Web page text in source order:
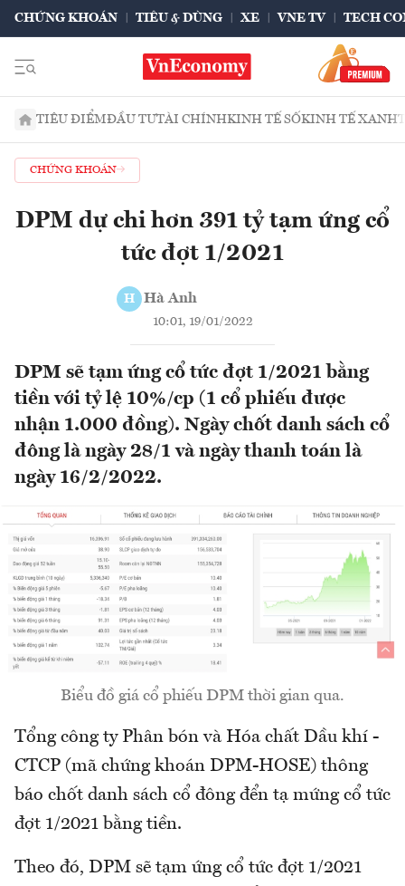
CHỨNG KHOÁN TIÊU & DÙNG XE VNE TV TECH
TIÊU ĐIỂMĐẦU TƯTÀI CHÍNHKINH TẾ SỐKINH TẾ XANH
CHỨNG KHOÁN
DPM dự chi hơn 391 tỷ tạm ứng cổ
tức đợt 1/2021
H Hà Anh
10:01, 19/01/2022
DPM sẽ tạm ứng cổ tức đợt 1/2021 bằng
tiền với tỷ lệ 10%/cp (1 cổ phiếu được
nhận 1.000 đồng). Ngày chốt danh sách cổ
đông là ngày 28/1 và ngày thanh toán là
ngày 16/2/2022.
Biểu đồ giá cổ phiếu DPM thời gian qua.
Tổng công ty Phân bón và Hóa chất Dầu khí -
CTCP (mã chứng khoán DPM-HOSE) thông
báo chốt danh sách cổ đông đển tạ mứng cổ tức
đợt 1/2021 bằng tiền.
Theo đó, DPM sẽ tạm ứng cổ tức đợt 1/2021